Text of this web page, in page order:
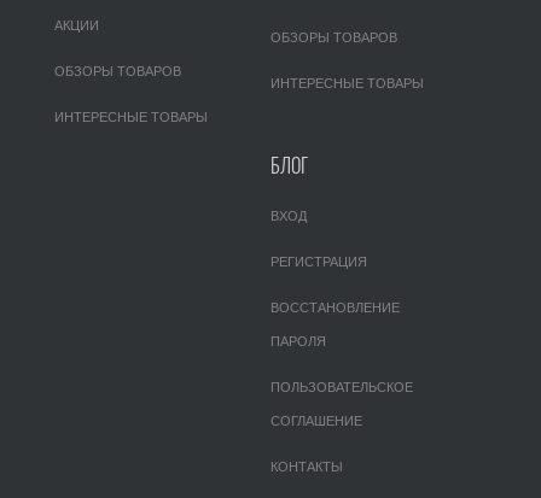
ОБЗОРЫ ТОВАРОВ
ИНТЕРЕСНЫЕ ТОВАРЫ
АКЦИИ
ОБЗОРЫ ТОВАРОВ
ИНТЕРЕСНЫЕ ТОВАРЫ
БЛОГ
ВХОД
РЕГИСТРАЦИЯ
ВОССТАНОВЛЕНИЕ
ПАРОЛЯ
ПОЛЬЗОВАТЕЛЬСКОЕ
СОГЛАШЕНИЕ
КОНТАКТЫ